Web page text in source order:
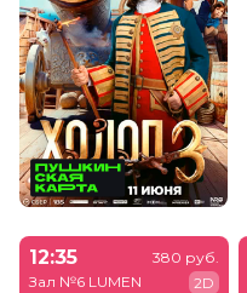
12:35
Зал №6 LUMEN
380 руб.
2D